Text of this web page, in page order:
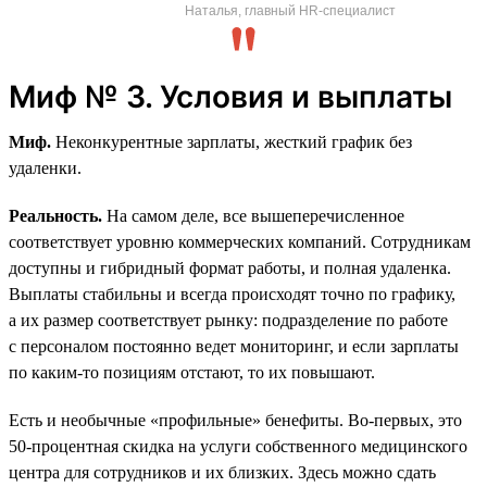
Наталья, главный HR-специалист
Миф № 3. Условия и выплаты
Миф. Неконкурентные зарплаты, жесткий график без
удаленки.
Реальность. На самом деле, все вышеперечисленное
соответствует уровню коммерческих компаний. Сотрудникам
доступны и гибридный формат работы, и полная удаленка.
Выплаты стабильны и всегда происходят точно по графику,
а их размер соответствует рынку: подразделение по работе
с персоналом постоянно ведет мониторинг, и если зарплаты
по каким-то позициям отстают, то их повышают.
Есть и необычные «профильные» бенефиты. Во-первых, это
50‑процентная скидка на услуги собственного медицинского
центра для сотрудников и их близких. Здесь можно сдать